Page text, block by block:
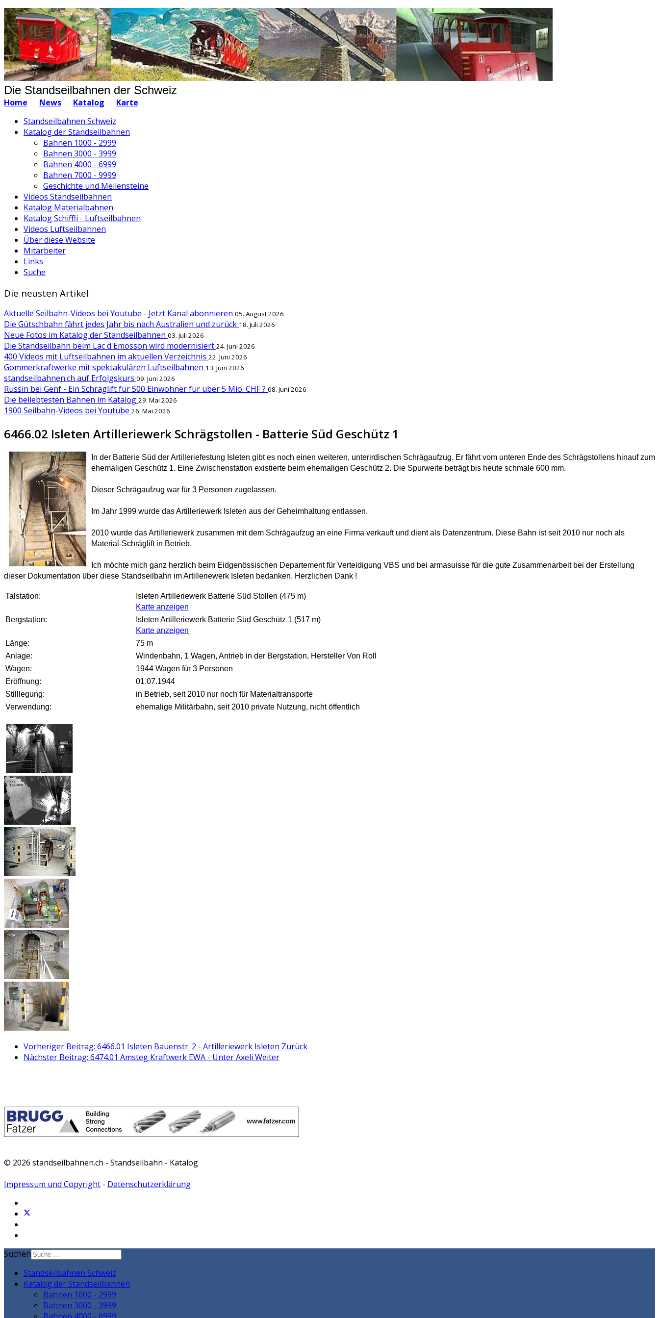
Die Standseilbahnen der Schweiz
Home News Katalog
Karte
Standseilbahnen Schweiz
Katalog der Standseilbahnen
Bahnen 1000 - 2999
Bahnen 3000 - 3999
Bahnen 4000 - 6999
Bahnen 7000 - 9999
Geschichte und Meilensteine
Videos Standseilbahnen
Katalog Materialbahnen
Katalog Schiffli - Luftseilbahnen
Videos Luftseilbahnen
Über diese Website
Mitarbeiter
Links
Suche
Die neusten Artikel
Aktuelle Seilbahn-Videos bei Youtube - Jetzt Kanal abonnieren 05. August 2026
Die Gütschbahn fährt jedes Jahr bis nach Australien und zurück 18. Juli 2026
Neue Fotos im Katalog der Standseilbahnen 03. Juli 2026
Die Standseilbahn beim Lac d'Emosson wird modernisiert 24. Juni 2026
400 Videos mit Luftseilbahnen im aktuellen Verzeichnis 22. Juni 2026
Gommerkraftwerke mit spektakulären Luftseilbahnen 13. Juni 2026
standseilbahnen.ch auf Erfolgskurs 09. Juni 2026
Russin bei Genf - Ein Schräglift für 500 Einwohner für über 5 Mio. CHF ? 08. Juni 2026
Die beliebtesten Bahnen im Katalog 29. Mai 2026
1900 Seilbahn-Videos bei Youtube 26. Mai 2026
6466.02 Isleten Artilleriewerk Schrägstollen - Batterie Süd Geschütz 1
In der Batterie Süd der Artilleriefestung Isleten gibt es noch einen weiteren, unterirdischen Schrägaufzug. Er fährt vom unteren Ende des Schrägstollens hinauf zum
ehemaligen Geschütz 1. Eine Zwischenstation existierte beim ehemaligen Geschütz 2. Die Spurweite beträgt bis heute schmale 600 mm.
Dieser Schrägaufzug war für 3 Personen zugelassen.
Im Jahr 1999 wurde das Artilleriewerk Isleten aus der Geheimhaltung entlassen.
2010 wurde das Artilleriewerk zusammen mit dem Schrägaufzug an eine Firma verkauft und dient als Datenzentrum. Diese Bahn ist seit 2010 nur noch als
Material-Schräglift in Betrieb.
Ich möchte mich ganz herzlich beim Eidgenössischen Departement für Verteidigung VBS und bei armasuisse für die gute Zusammenarbeit bei der Erstellung
dieser Dokumentation über diese Standseilbahn im Artilleriewerk Isleten bedanken. Herzlichen Dank !
Talstation:
Isleten Artilleriewerk Batterie Süd Stollen (475 m)
Karte anzeigen
Bergstation:
Isleten Artilleriewerk Batterie Süd Geschütz 1 (517 m)
Karte anzeigen
Länge:
75 m
Anlage:
Windenbahn, 1 Wagen, Antrieb in der Bergstation, Hersteller Von Roll
Wagen:
1944 Wagen für 3 Personen
Eröffnung:
01.07.1944
Stilllegung:
in Betrieb, seit 2010 nur noch für Materialtransporte
Verwendung:
ehemalige Militärbahn, seit 2010 private Nutzung, nicht öffentlich
Vorheriger Beitrag: 6466.01 Isleten Bauenstr. 2 - Artilleriewerk Isleten Zurück
Nächster Beitrag: 6474.01 Amsteg Kraftwerk EWA - Unter Axeli Weiter
© 2026 standseilbahnen.ch - Standseilbahn - Katalog
Impressum und Copyright - Datenschutzerklärung
Suchen
Standseilbahnen Schweiz
Katalog der Standseilbahnen
Bahnen 1000 - 2999
Bahnen 3000 - 3999